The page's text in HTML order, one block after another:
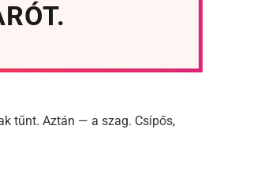
tűnt. Aztán — a szag. Csípős,